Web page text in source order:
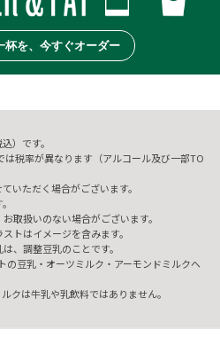
杯を、今すぐオーダー
）です。
税率が異なります（アルコール及び一部TO
いただく場合がございます。
取扱いのない場合がございます。
トはイメージを含みます。
、調整豆乳のことです。
の豆乳・オーツミルク・アーモンドミルクへ
クは牛乳や乳飲料ではありません。